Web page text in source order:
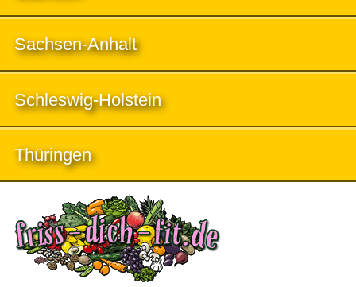
Sachsen-Anhalt
Schleswig-Holstein
Thüringen